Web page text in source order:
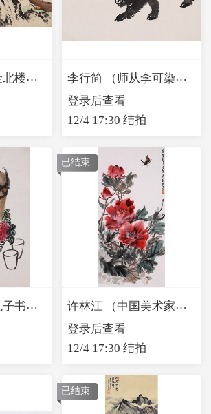
赵梦朱 （师承金北楼）花鸟
李行简 （师从李可染）牛
登录后查看
12/4 17:30 结拍
孔苦奔 （中国孔子书画研究院副院长）寿酒
已结束
许林江 （中国美术家协会会员）牡丹蝴蝶
登录后查看
12/4 17:30 结拍
已结束